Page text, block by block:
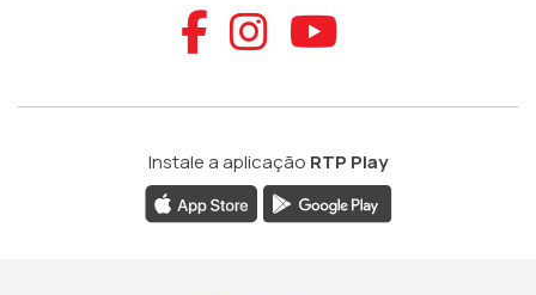
Aceder ao
Aceder ao
Aceder
Instale a aplicação RTP Play